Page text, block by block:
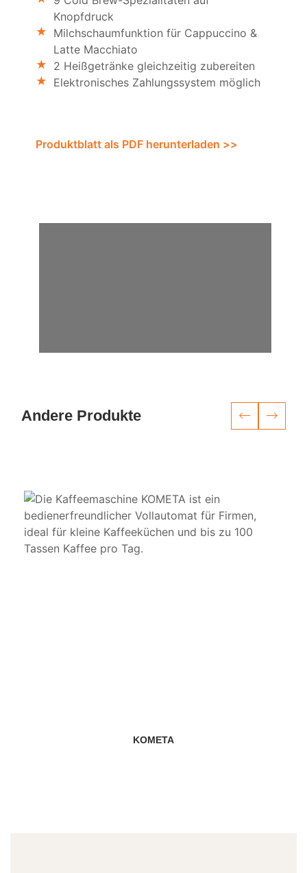
Knopfdruck
Milchschaumfunktion für Cappuccino &
Latte Macchiato
2 Heißgetränke gleichzeitig zubereiten
Elektronisches Zahlungssystem möglich
Produktblatt als PDF herunterladen >>
Andere Produkte
KOMETA